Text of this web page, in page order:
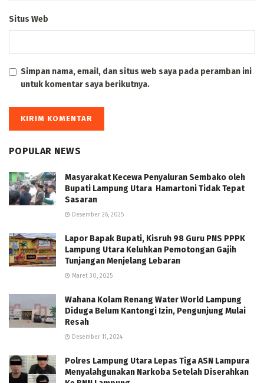
Situs Web
Simpan nama, email, dan situs web saya pada peramban ini
untuk komentar saya berikutnya.
POPULAR NEWS
Masyarakat Kecewa Penyaluran Sembako oleh
Bupati Lampung Utara Hamartoni Tidak Tepat
Sasaran
Desember 26, 2025
Lapor Bapak Bupati, Kisruh 98 Guru PNS PPPK
Lampung Utara Keluhkan Pemotongan Gajih
Tunjangan Menjelang Lebaran
Maret 30, 2025
Wahana Kolam Renang Water World Lampung
Diduga Belum Kantongi Izin, Pengunjung Mulai
Resah
Desember 11, 2024
Polres Lampung Utara Lepas Tiga ASN Lampura
Menyalahgunakan Narkoba Setelah Diserahkan